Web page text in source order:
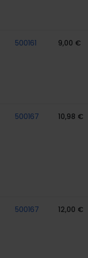
500161 9,00 €
500167 10,98 €
500167 12,00 €